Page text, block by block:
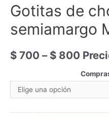
Gotitas de
semiamargo
$ 700 – $ 800